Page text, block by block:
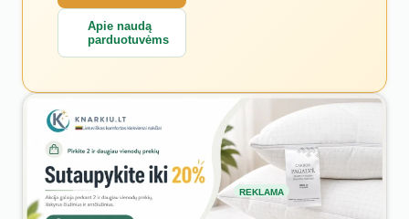
Apie naudą
parduotuvėms
REKLAMA